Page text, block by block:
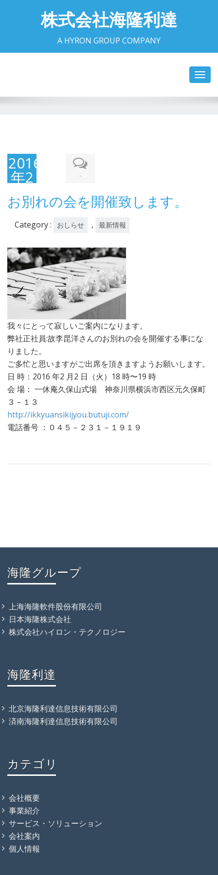
株式会社海隆利達
A HYRON GROUP COMPANY
2016
年2
月1
日
-
お別れの会を開催致します。
Category : おしらせ , 最新情報
我々にとって寂しいご案内になります。
弊社正社員:故李昆洋さんのお別れの会を開催する事にな
りました。
ご多忙と思いますがご出席を頂きますようお願いします。
日 時：2016 年2 月2 日（火）18 時〜19 時
会 場： 一休庵久保山式場 神奈川県横浜市西区元久保町
３－１３
http://ikkyuansikijyou.butuji.com/
電話番号 ：０４５－２３１－１９１９
海隆グループ
上海海隆軟件股份有限公司
日本海隆株式会社
株式会社ハイロン・テクノロジー
海隆利達
北京海隆利達信息技術有限公司
済南海隆利達信息技術有限公司
カテゴリ
会社概要
事業紹介
サービス・ソリューション
会社案内
個人情報